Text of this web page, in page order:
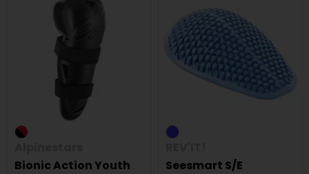
Bionic Action Youth
Seesmart S/E